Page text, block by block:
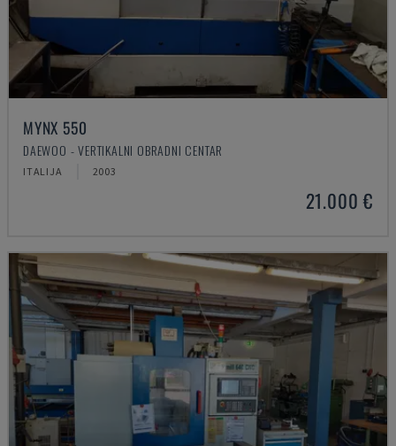
MYNX 550
DAEWOO - VERTIKALNI OBRADNI CENTAR
ITALIJA 2003
21.000 €